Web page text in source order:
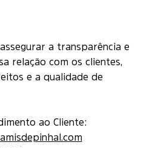
a transparência e
relação com os clientes,
e a qualidade de
ao Cliente: